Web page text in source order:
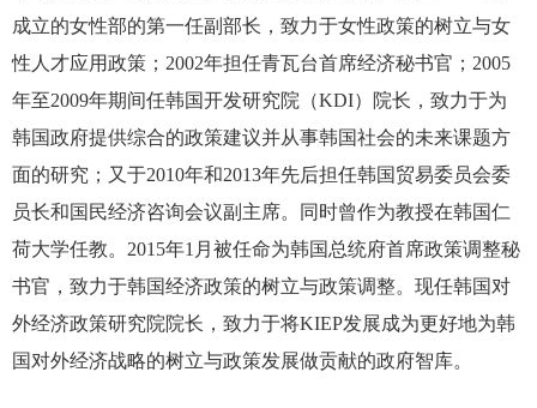
成立的女性部的第一任副部长，致力于女性政策的树立与女
性人才应用政策；2002年担任青瓦台首席经济秘书官；2005
年至2009年期间任韩国开发研究院（KDI）院长，致力于为
韩国政府提供综合的政策建议并从事韩国社会的未来课题方
面的研究；又于2010年和2013年先后担任韩国贸易委员会委
员长和国民经济咨询会议副主席。同时曾作为教授在韩国仁
荷大学任教。2015年1月被任命为韩国总统府首席政策调整秘
书官，致力于韩国经济政策的树立与政策调整。现任韩国对
外经济政策研究院院长，致力于将KIEP发展成为更好地为韩
国对外经济战略的树立与政策发展做贡献的政府智库。